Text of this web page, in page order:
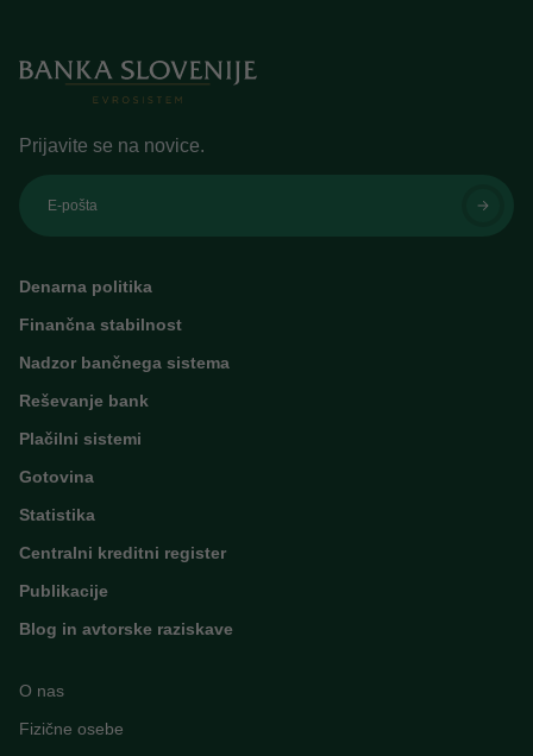
Prijavite se na novice.
E-pošta
Denarna politika
Finančna stabilnost
Nadzor bančnega sistema
Reševanje bank
Plačilni sistemi
Gotovina
Statistika
Centralni kreditni register
Publikacije
Blog in avtorske raziskave
O nas
Fizične osebe